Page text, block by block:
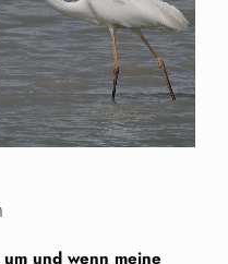
und wenn meine